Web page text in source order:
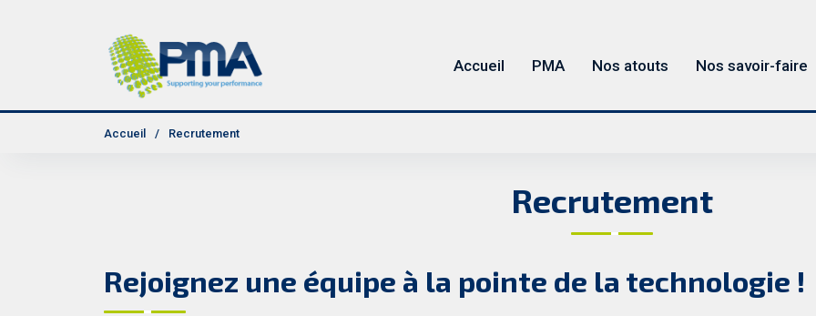
Accueil PMA Nos atouts Nos savoir-faire
Accueil Recrutement
Recrutement
Rejoignez une équipe à la pointe de la technologie !